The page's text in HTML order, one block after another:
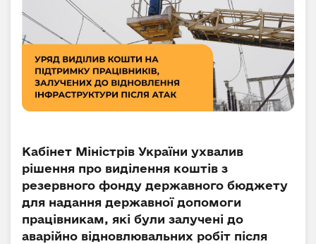
Кабінет Міністрів України ухвалив
рішення про виділення коштів з
резервного фонду державного бюджету
для надання державної допомоги
працівникам, які були залучені до
аварійно відновлювальних робіт після